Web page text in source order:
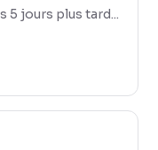
5 jours plus tard...